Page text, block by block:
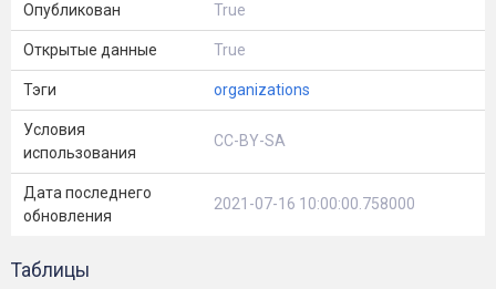
Опубликован True
Открытые данные True
Тэги organizations
Условия
использования
CC-BY-SA
Дата последнего
обновления
2021-07-16 10:00:00.758000
Таблицы